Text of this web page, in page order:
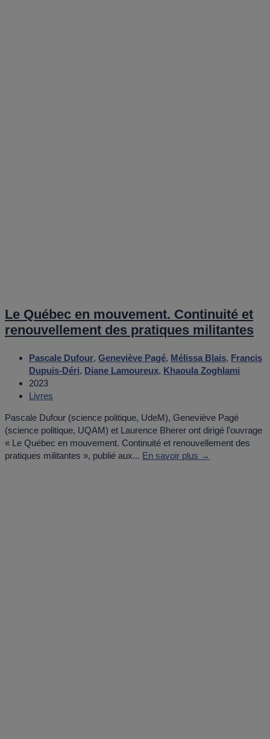
Le Québec en mouvement. Continuité et
renouvellement des pratiques militantes
Pascale Dufour, Geneviève Pagé, Mélissa Blais, Francis
Dupuis-Déri, Diane Lamoureux, Khaoula Zoghlami
2023
Livres
Pascale Dufour (science politique, UdeM), Geneviève Pagé
(science politique, UQAM) et Laurence Bherer ont dirigé l'ouvrage
« Le Québec en mouvement. Continuité et renouvellement des
pratiques militantes », publié aux... En savoir plus →